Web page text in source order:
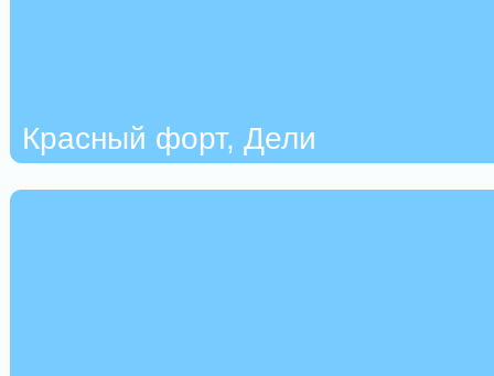
Красный форт, Дели